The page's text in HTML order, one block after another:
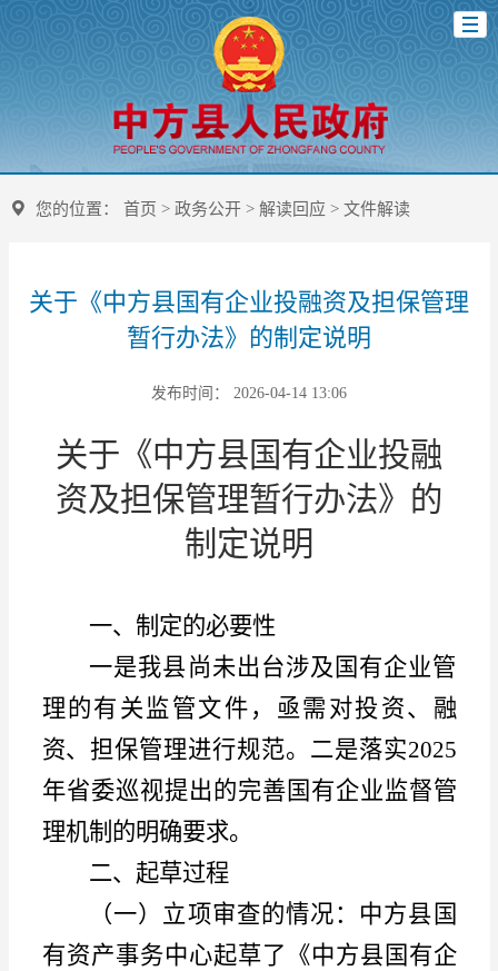
您的位置： 首页 > 政务公开> 解读回应 > 文件解读
关于《中方县国有企业投融资及担保管理
暂行办法》的制定说明
发布时间： 2026-04-14 13:06
关于《中方县国有企业投融
资及担保管理暂行办法》的
制定说明
一、 制定的必要性
一是我县尚未出台涉及国有企业管
理的有关监管文件，亟需对投资、融
资、担保管理进行规范。二是落实2025
年省委巡视提出的完善国有企业监督管
理机制的明确要求。
二、起草过程
（一）立项审查的情况： 中方县国
有资产事务中心起草了《中方县国有企